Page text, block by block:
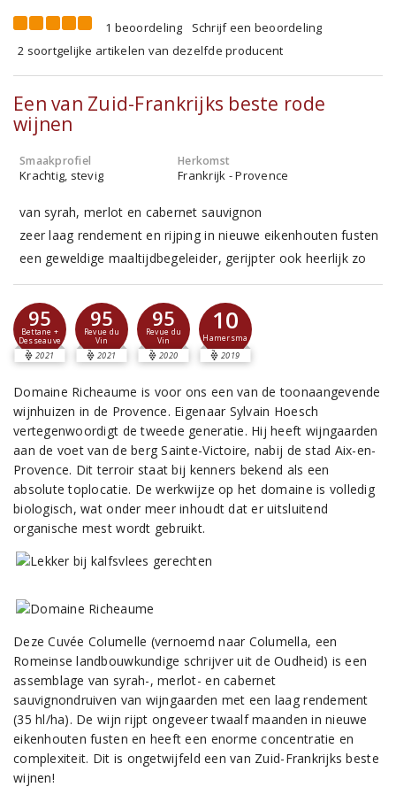
1 beoordeling
Schrijf een beoordeling
2 soortgelijke artikelen van dezelfde producent
Een van Zuid-Frankrijks beste rode
wijnen
Smaakprofiel
Krachtig, stevig
Herkomst
Frankrijk - Provence
van syrah, merlot en cabernet sauvignon
zeer laag rendement en rijping in nieuwe eikenhouten fusten
een geweldige maaltijdbegeleider, gerijpter ook heerlijk zo
95
Bettane +
Desseauve
2021
95
Revue du
Vin
2021
95
Revue du
Vin
2020
10
Hamersma
2019
Domaine Richeaume is voor ons een van de toonaangevende
wijnhuizen in de Provence. Eigenaar Sylvain Hoesch
vertegenwoordigt de tweede generatie. Hij heeft wijngaarden
aan de voet van de berg Sainte-Victoire, nabij de stad Aix-en-
Provence. Dit terroir staat bij kenners bekend als een
absolute toplocatie. De werkwijze op het domaine is volledig
biologisch, wat onder meer inhoudt dat er uitsluitend
organische mest wordt gebruikt.
Deze Cuvée Columelle (vernoemd naar Columella, een
Romeinse landbouwkundige schrijver uit de Oudheid) is een
assemblage van syrah-, merlot- en cabernet
sauvignondruiven van wijngaarden met een laag rendement
(35 hl/ha). De wijn rijpt ongeveer twaalf maanden in nieuwe
eikenhouten fusten en heeft een enorme concentratie en
complexiteit. Dit is ongetwijfeld een van Zuid-Frankrijks beste
wijnen!